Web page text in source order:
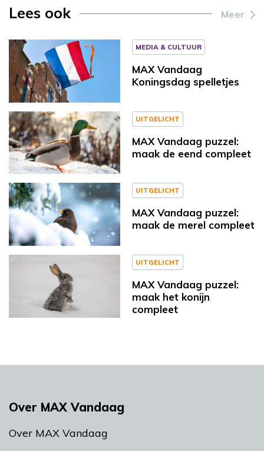
Lees ook Meer
MEDIA & CULTUUR
MAX Vandaag
Koningsdag spelletjes
UITGELICHT
MAX Vandaag puzzel:
maak de eend compleet
UITGELICHT
MAX Vandaag puzzel:
maak de merel compleet
UITGELICHT
MAX Vandaag puzzel:
maak het konijn
compleet
Over MAX Vandaag
Over MAX Vandaag